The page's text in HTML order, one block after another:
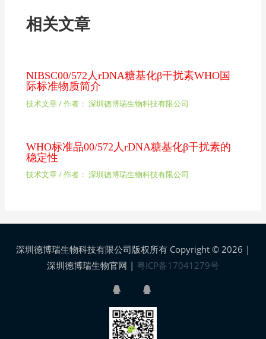
相关文章
NIBSC00/572人rDNA糖基化β干扰素WHO国
际标准物质简介
技术文章/ 作者： 深圳德博瑞生物科技有限公司
WHO标准品00/572人rDNA糖基化β干扰素的
稳定性
技术文章/ 作者： 深圳德博瑞生物科技有限公司
深圳德博瑞生物科技有限公司版权所有 Copyright © 2026 |
深圳德博瑞生物官网 | 粤ICP备17041279号